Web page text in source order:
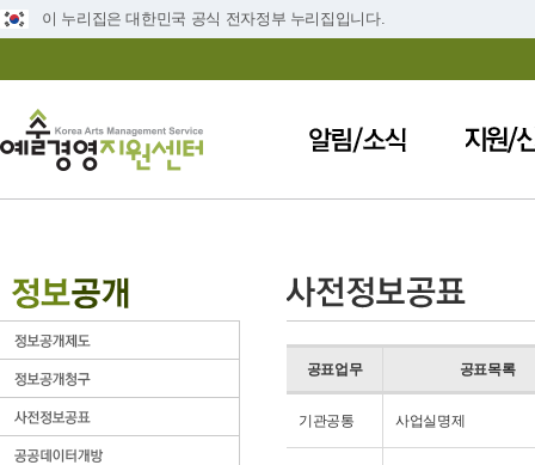
이 누리집은 대한민국 공식 전자정부 누리집입니다.
공표업무 공표목록
기관공통 사업실명제